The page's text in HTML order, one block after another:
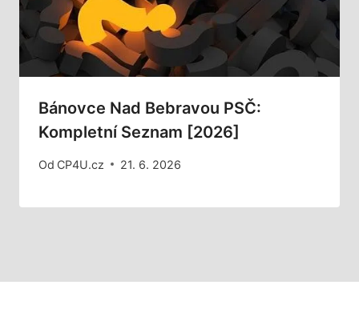
Bánovce Nad Bebravou PSČ:
Kompletní Seznam [2026]
Od CP4U.cz 21. 6. 2026